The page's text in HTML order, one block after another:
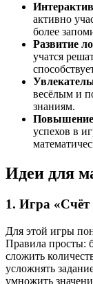
активно
более
Развитие
учатся
весёлым и
знаниям.
Повышение
успехов в
Идеи для
1. Игра
Для этой игры
Правила просты:
сложить
усложнять
умножить